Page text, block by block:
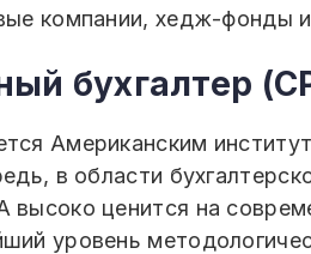
компании, хедж-фонды
бухгалтер
Американским
в области
высоко ценится на
уровень